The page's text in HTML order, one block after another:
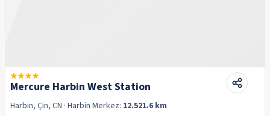
Mercure Harbin West Station
Harbin, Çin, CN · Harbin Merkez: 12.521.6 km